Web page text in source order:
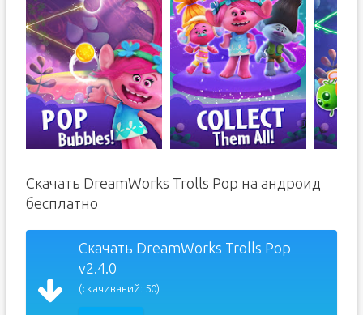
Скачать DreamWorks Trolls Pop на андроид
бесплатно
Скачать DreamWorks Trolls Pop
v2.4.0
(скачиваний: 50)